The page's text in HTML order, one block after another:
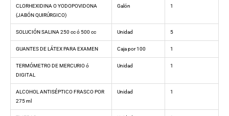
CLORHEXIDINA O YODOPOVIDONA
(JABÓN QUIRÚRGICO)
Galón 1
SOLUCIÓN SALINA 250 cc ó 500 cc Unidad 5
GUANTES DE LÁTEX PARA EXAMEN Caja por 100 1
TERMÓMETRO DE MERCURIO ó
DIGITAL
Unidad 1
ALCOHOL ANTISÉPTICO FRASCO POR
275 ml
Unidad 1